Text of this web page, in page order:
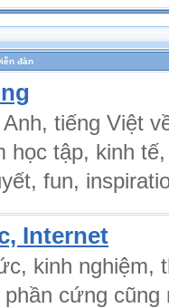
đàn
tiếng Việt
học tập, kinh
fun,
Internet
kinh nghiệm,
cứng cũng